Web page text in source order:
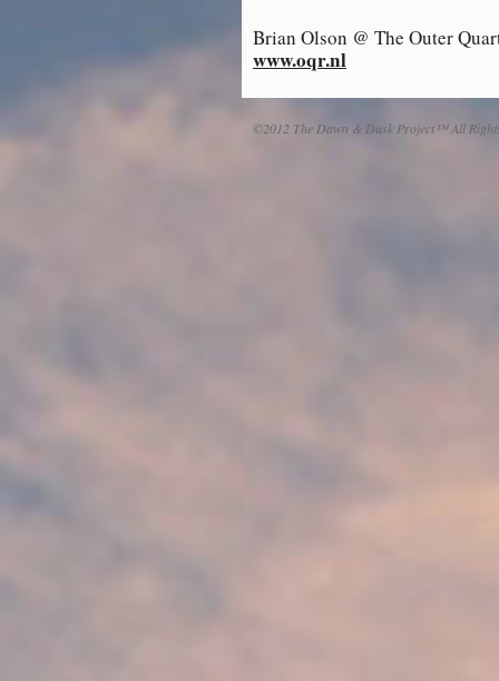
Brian Olson @ The Outer
www.oqr.nl
©2012 The Dawn & Dusk Project™ All